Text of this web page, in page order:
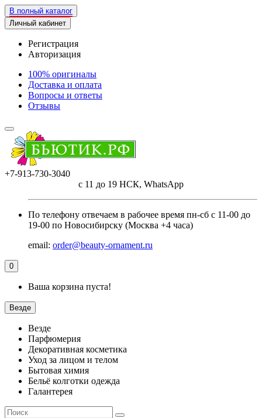
В полный каталог
Личный кабинет
Регистрация
Авторизация
100% оригиналы
Доставка и оплата
Вопросы и ответы
Отзывы
+7-913-730-3040
с 11 до 19 НСК, WhatsApp
По телефону отвечаем в рабочее время пн-сб с 11-00 до
19-00 по Новосибирску (Москва +4 часа)
email: order@beauty-ornament.ru
0
Ваша корзина пуста!
Везде
Везде
Парфюмерия
Декоративная косметика
Уход за лицом и телом
Бытовая химия
Бельё колготки одежда
Галантерея